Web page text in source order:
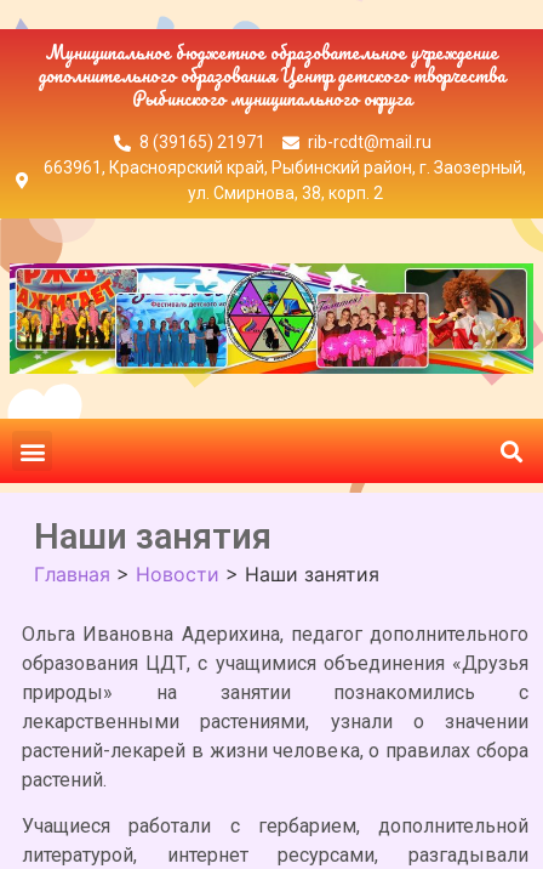
Муниципальное бюджетное образовательное учреждение
дополнительного образования Центр детского творчества
Рыбинского муниципального округа
8 (39165) 21971
rib-rcdt@mail.ru
663961, Красноярский край, Рыбинский район, г. Заозерный,
ул. Смирнова, 38, корп. 2
Наши занятия
Главная > Новости > Наши занятия
Ольга Ивановна Адерихина, педагог дополнительного
образования ЦДТ, с учащимися объединения «Друзья
природы» на занятии познакомились с
лекарственными растениями, узнали о значении
растений-лекарей в жизни человека, о правилах сбора
растений.
Учащиеся работали с гербарием, дополнительной
литературой, интернет ресурсами, разгадывали